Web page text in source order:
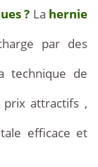
? La hernie
par des
technique de
prix attractifs à,
efficace et